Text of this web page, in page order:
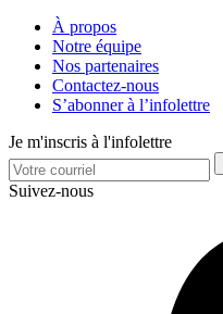
À propos
Notre équipe
Nos partenaires
Contactez-nous
S’abonner à l’infolettre
Je m'inscris à l'infolettre
Suivez-nous